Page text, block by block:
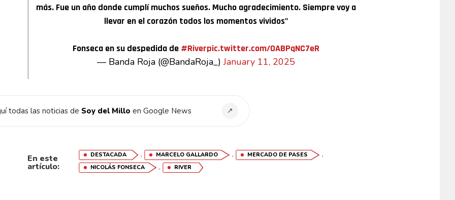
más. Fue un año donde cumplí muchos sueños. Mucho agradecimiento. Siempre voy a
llevar en el corazón todos los momentos vividos"
Fonseca en su despedida de #Riverpic.twitter.com/OABPqNC7eR
— Banda Roja (@BandaRoja_)January 11, 2025
todas las noticias de Soy del Millo en Google News ↗
En este
artículo:
DESTACADA , MARCELO GALLARDO , MERCADO DE PASES ,
NICOLÁS FONSECA , RIVER